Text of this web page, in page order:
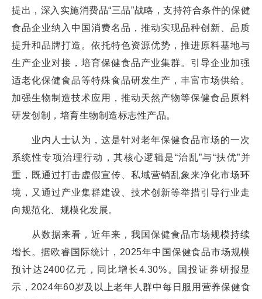
提出，深入实施消费品“三品”战略，支持符合条件的保健
食品企业纳入中国消费名品，推动实现品种创新、品质
提升和品牌打造。依托特色资源优势，推进原料基地与
生产企业对接，培育保健食品产业集群。引导企业加强
适老化保健食品等特殊食品研发生产，丰富市场供给。
加强生物制造技术应用，推动天然产物等保健食品原料
研发创制，培育生物制造标志性产品。
业内人士认为，这是针对老年保健食品市场的一次
系统性专项治理行动，其核心逻辑是“治乱”与“扶优”并
重，既通过打击虚假宣传、私域营销乱象来净化市场环
境，又通过产业集群建设、技术创新等举措引导行业走
向规范化、规模化发展。
从数据来看，近年来，我国保健食品市场规模持续
增长。据欧睿国际统计，2025年中国保健食品市场规模
预计达2400亿元，同比增长4.30%。国投证券研报显
示，2024年60岁及以上老年人群中每日服用营养保健食